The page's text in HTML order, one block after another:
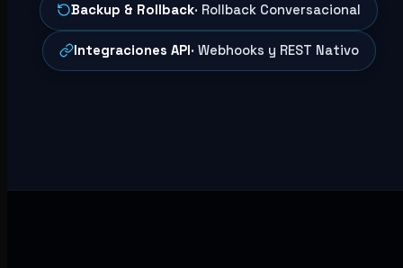
Backup & Rollback· Rollback Conversacional
Integraciones API· Webhooks y REST Nativo